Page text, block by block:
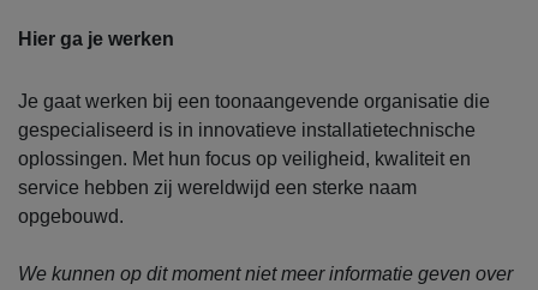
Hier ga je werken
Je gaat werken bij een toonaangevende organisatie die
gespecialiseerd is in innovatieve installatietechnische
oplossingen. Met hun focus op veiligheid, kwaliteit en
service hebben zij wereldwijd een sterke naam
opgebouwd.
We kunnen op dit moment niet meer informatie geven over